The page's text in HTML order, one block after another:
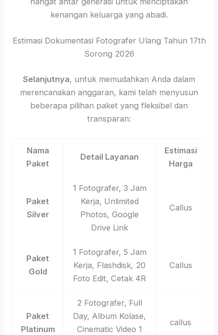
kenangan keluarga yang abadi.
Estimasi Dokumentasi Fotografer Ulang Tahun 17th
Sorong 2026
Selanjutnya, untuk memudahkan Anda dalam
merencanakan anggaran, kami telah menyusun
beberapa pilihan paket yang fleksibel dan
transparan:
Nama
Paket
Detail Layanan
Estimasi
Harga
Paket
Silver
1 Fotografer, 3 Jam
Kerja, Unlimited
Photos, Google
Drive Link
Callus
Paket
Gold
1 Fotografer, 5 Jam
Kerja, Flashdisk, 20
Foto Edit, Cetak 4R
Callus
Paket
Platinum
2 Fotografer, Full
Day, Album Kolase,
Cinematic Video 1
callus